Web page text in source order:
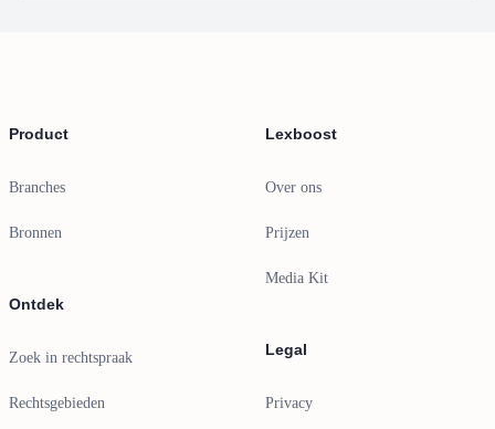
Product
Branches
Bronnen
Ontdek
Zoek in rechtspraak
Rechtsgebieden
Lexboost
Over ons
Prijzen
Media Kit
Legal
Privacy